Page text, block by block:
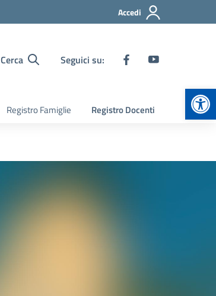
Accedi
Cerca Seguici su:
Registro Famiglie Registro Docenti